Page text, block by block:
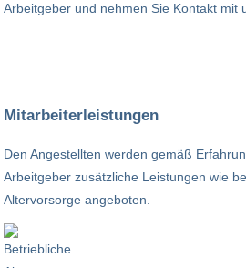
Arbeitgeber und nehmen Sie Kontakt mit
Mitarbeiterleistungen
Den Angestellten werden gemäß
Arbeitgeber zusätzliche Leistungen wie
Altervorsorge angeboten.